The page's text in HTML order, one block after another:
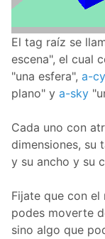
El tag raíz se
escena", el cual
"una esfera", a-
plano" y a-sky
Cada uno con
dimensiones, su
y su ancho y su
Fijate que con
podes moverte
sino algo que